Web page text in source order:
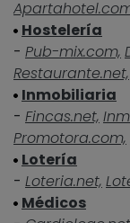
Hostelería
- Pub-mix.com,
Restaurante.net,
Inmobiliaria
- Fincas.net,
Promotora.com,
Lotería
- Loteria.net,
Médicos